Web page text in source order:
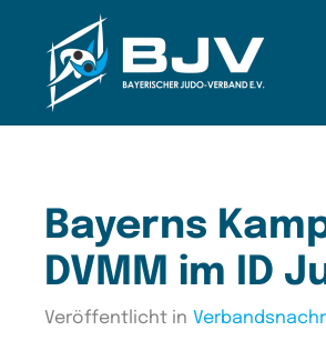
Zum Hauptinhalt springen
Bayerns
DVMM im ID
Veröffentlicht in